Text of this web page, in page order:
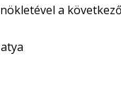
a következő